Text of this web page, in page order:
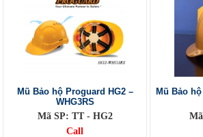
Mũ Bảo hộ Proguard HG2 –
WHG3RS
Mã SP: TT - HG2
Call
Mũ Bảo